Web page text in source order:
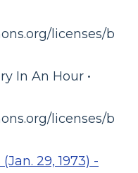
licenses/b
In An Hour •
licenses/b
29, 1973) -